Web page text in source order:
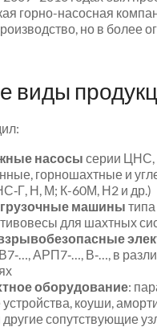
горно-насосная
но в более
виды
насосы серии ЦНС,
горношахтные и
Н, М; К-60М, Н2 и др.)
машины
для шахтных
АРП7‑…, В‑…, в
оборудование:
коуши,
сопутствующие